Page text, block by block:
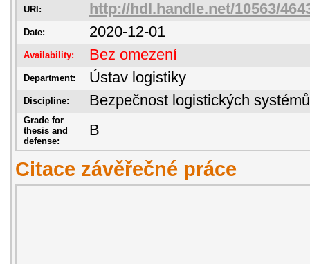
URI: http://hdl.handle.net/10563/
Date: 2020-12-01
Availability: Bez omezení
Department: Ústav logistiky
Discipline: Bezpečnost logistických systémů
Grade for
thesis and
defense:
B
Citace závěřečné práce